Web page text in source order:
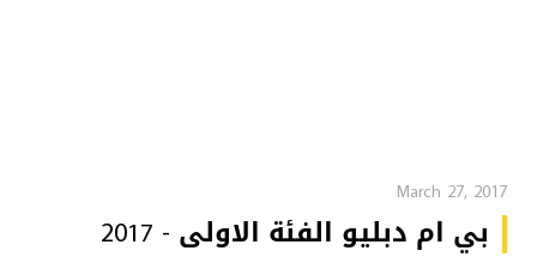
March 27, 2017
بي ام دبليو الفئة الاولى - 2017